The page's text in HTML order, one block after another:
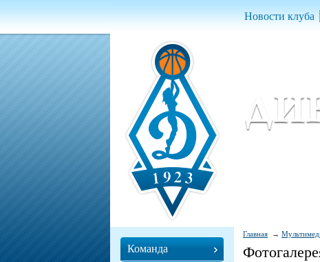
Новости клуба
Главная
Команда